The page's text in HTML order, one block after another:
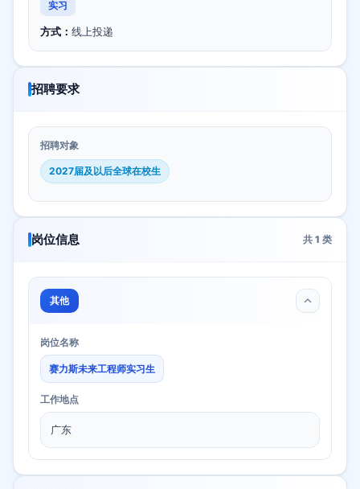
实习
方式： 线上投递
招聘要求
招聘对象
2027届及以后全球在校生
岗位信息 共 1 类
其他
岗位名称
赛力斯未来工程师实习生
工作地点
广东